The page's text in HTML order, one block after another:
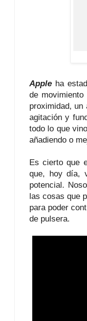
Apple ha
de
proximidad,
agitación y
todo lo que
añadiendo o
Es cierto que
que, hoy día,
potencial.
las cosas que
para poder
de pulsera.